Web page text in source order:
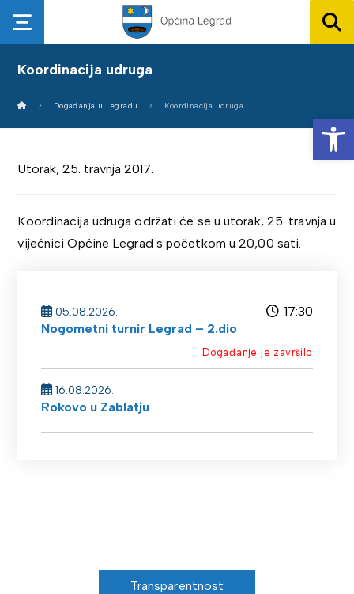
Koordinacija udruga
Događanja u Legradu Koordinacija udruga
Utorak, 25. travnja 2017.
Koordinacija udruga održati će se u utorak, 25. travnja u
vijećnici Općine Legrad s početkom u 20,00 sati.
05.08.2026.
17:30
Nogometni turnir Legrad – 2.dio
Događanje je završilo
16.08.2026.
Rokovo u Zablatju
Transparentnost